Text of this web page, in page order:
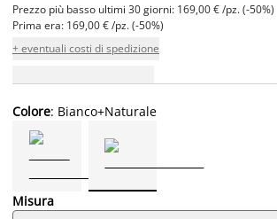
Prezzo più basso ultimi 30 giorni: 169,00 € /pz. (-50%)
Prima era: 169,00 € /pz. (-50%)
+ eventuali costi di spedizione
Colore: Bianco+Naturale
Misura